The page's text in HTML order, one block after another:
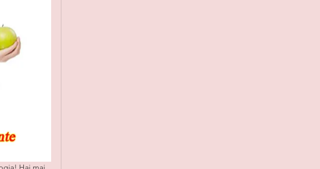
Hai mai